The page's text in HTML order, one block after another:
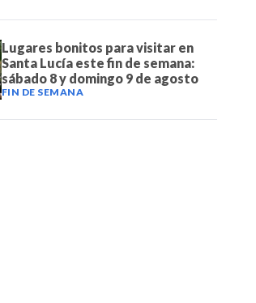
Lugares bonitos para visitar en
Santa Lucía este fin de semana:
sábado 8 y domingo 9 de agosto
FIN DE SEMANA